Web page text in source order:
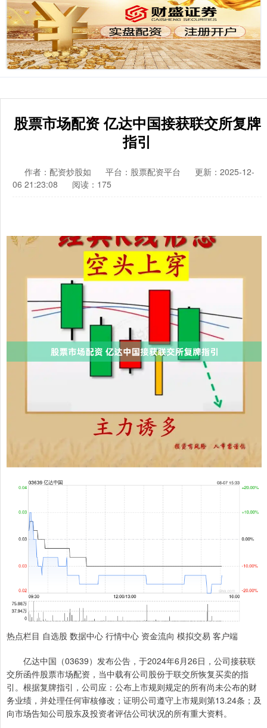
股票市场配资 亿达中国接获联交所复牌
指引
作者：配资炒股如 平台：股票配资平台
更新：2025-12-
06 21:23:08
阅读：175
热点栏目 自选股 数据中心 行情中心 资金流向 模拟交易 客户端
亿达中国（03639）发布公告，于2024年6月26日，公司接获联
交所函件股票市场配资，当中载有公司股份于联交所恢复买卖的指
引。根据复牌指引，公司应：公布上市规则规定的所有尚未公布的财
务业绩，并处理任何审核修改；证明公司遵守上市规则第13.24条；及
向市场告知公司股东及投资者评估公司状况的所有重大资料。